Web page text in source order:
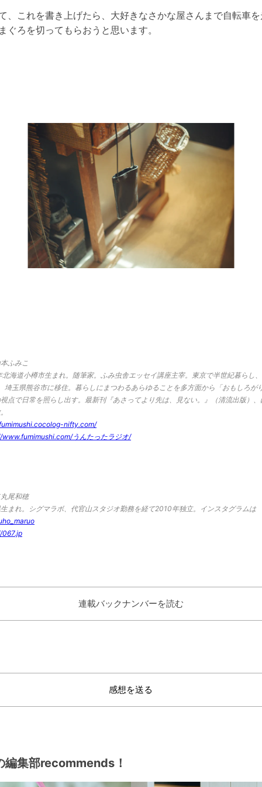
、これを書き上げたら、大好きなさかな屋さんまで自転車
ぐろを切ってもらおうと思います。
ふみこ
北海道小樽市生まれ。随筆家。ふみ虫舎エッセイ講座主宰。東京で半世紀暮らし
埼玉県熊谷市に移住。暮らしにまつわるあらゆることを多方面から「おもしろが
点で日常を照らし出す。最新刊『あさってより先は、見ない。』（清流出版）、
nifty.com/
うんたったラジオ/
尾和穂
まれ。シグマラボ、代官山スタジオ勤務を経て2010年独立。インスタグラムは
067.jp
連載バックナンバーを読む
感想を送る
編集部recommends！